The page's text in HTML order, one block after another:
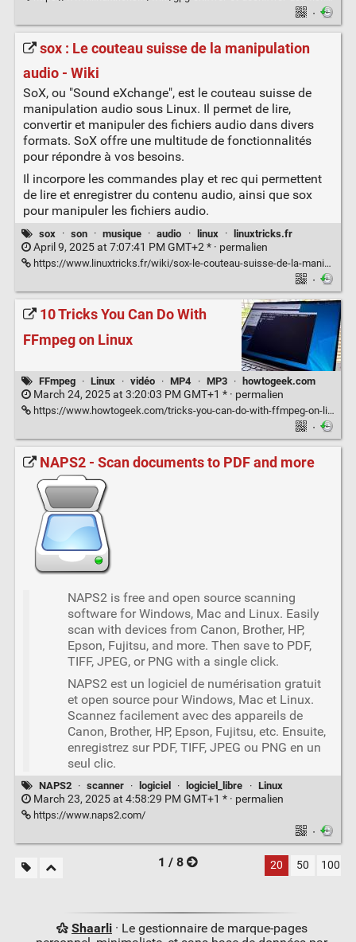
·
sox : Le couteau suisse de la manipulation
audio - Wiki
SoX, ou "Sound eXchange", est le couteau suisse de
manipulation audio sous Linux. Il permet de lire,
convertir et manipuler des fichiers audio dans divers
formats. SoX offre une multitude de fonctionnalités
pour répondre à vos besoins.
Il incorpore les commandes play et rec qui permettent
de lire et enregistrer du contenu audio, ainsi que sox
pour manipuler les fichiers audio.
sox · son · musique · audio · linux · linuxtricks.fr
April 9, 2025 at 7:07:41 PM GMT+2 * · permalien
https://www.linuxtricks.fr/wiki/sox-le-couteau-suisse-de-la-manipulation-audio
·
10 Tricks You Can Do With
FFmpeg on Linux
FFmpeg · Linux · vidéo · MP4 · MP3 · howtogeek.com
March 24, 2025 at 3:20:03 PM GMT+1 * · permalien
https://www.howtogeek.com/tricks-you-can-do-with-ffmpeg-on-linux/
·
NAPS2 - Scan documents to PDF and more
NAPS2 is free and open source scanning
software for Windows, Mac and Linux. Easily
scan with devices from Canon, Brother, HP,
Epson, Fujitsu, and more. Then save to PDF,
TIFF, JPEG, or PNG with a single click.
NAPS2 est un logiciel de numérisation gratuit
et open source pour Windows, Mac et Linux.
Scannez facilement avec des appareils de
Canon, Brother, HP, Epson, Fujitsu, etc. Ensuite,
enregistrez sur PDF, TIFF, JPEG ou PNG en un
seul clic.
NAPS2 · scanner · logiciel · logiciel_libre · Linux
March 23, 2025 at 4:58:29 PM GMT+1 * · permalien
https://www.naps2.com/
·
1 / 8
20 50 100
Shaarli· Le gestionnaire de marque-pages